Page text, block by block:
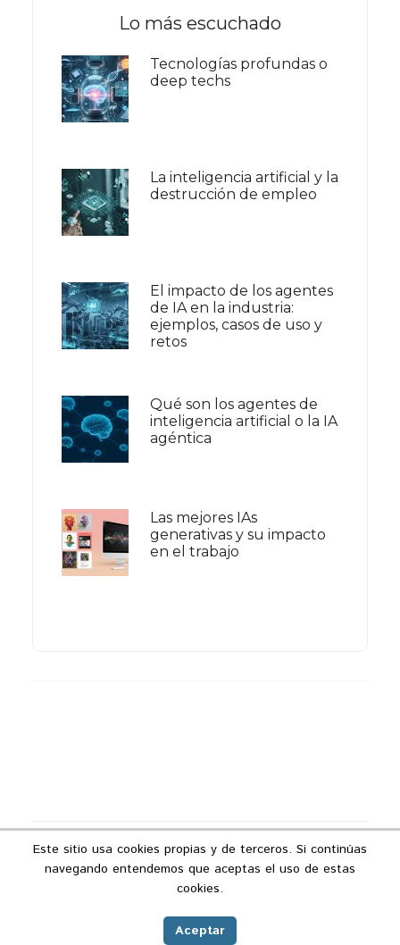
Lo más escuchado
Tecnologías profundas o
deep techs
La inteligencia artificial y la
destrucción de empleo
El impacto de los agentes
de IA en la industria:
ejemplos, casos de uso y
retos
Qué son los agentes de
inteligencia artificial o la IA
agéntica
Las mejores IAs
generativas y su impacto
en el trabajo
Copyright © 2026 ·Podcast Industria 4.0
Política de privacidad
Este sitio usa cookies propias y de terceros. Si continúas
navegando entendemos que aceptas el uso de estas
cookies.
Aceptar